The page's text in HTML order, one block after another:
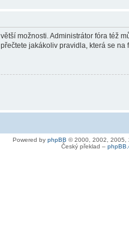
možnosti. Administrátor fóra
jakákoliv pravidla, která se na
Powered by phpBB © 2000, 2002, 2005,
Český překlad –